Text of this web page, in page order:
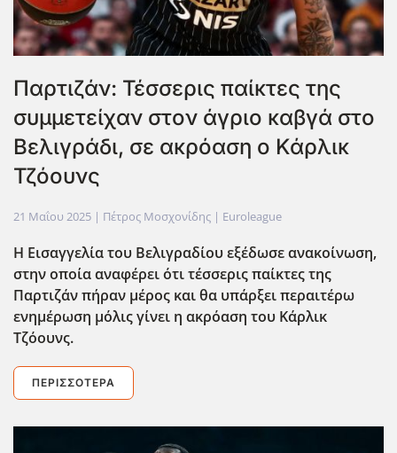
Παρτιζάν: Τέσσερις παίκτες της
συμμετείχαν στον άγριο καβγά στο
Βελιγράδι, σε ακρόαση ο Κάρλικ
Τζόουνς
21 Μαΐου 2025 | Πέτρος Μοσχονίδης | Euroleague
Η Εισαγγελία του Βελιγραδίου εξέδωσε ανακοίνωση,
στην οποία αναφέρει ότι τέσσερις παίκτες της
Παρτιζάν πήραν μέρος και θα υπάρξει περαιτέρω
ενημέρωση μόλις γίνει η ακρόαση του Κάρλικ
Τζόουνς.
ΠΕΡΙΣΣΌΤΕΡΑ